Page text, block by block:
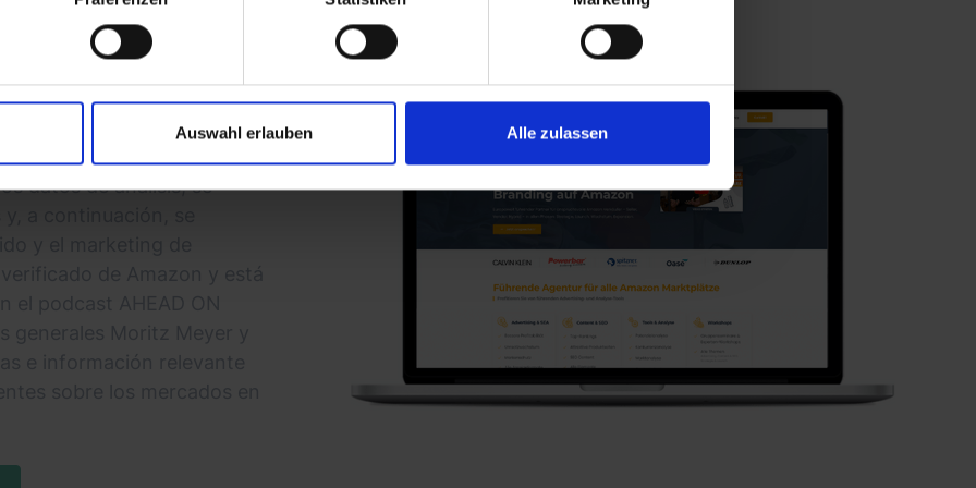
Auswahl erlauben Alle zulassen
de Amazon y, por lo
Marcas internacionales
y los conocimientos
de análisis interno de
millones de puntos de datos
objetivamente el status
datos de análisis, se